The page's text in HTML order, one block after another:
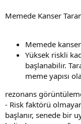
Memede Kanser
Memede
Yüksek riskli
başlanabilir.
meme yapısı
rezonans
- Risk faktörü
başlanır, senede bir